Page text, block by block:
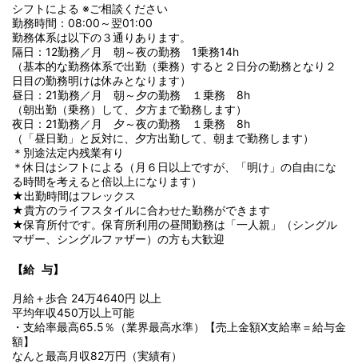
シフトによる ※ご相談ください
勤務時間：08:00～翌01:00
勤務体系は以下の３通りあります。
隔日：12勤務／月 朝～夜の勤務 1乗務14h
（基本的な勤務体系で出勤（乗務）すると２日分の勤務となり２
日目の勤務明けは休みとなります）
昼日：21勤務／月 朝～夕の勤務 １乗務 8h
（朝出勤（乗務）して、夕方まで勤務します）
夜日：21勤務／月 夕～夜の勤務 １乗務 8h
（「昼日勤」と反対に、夕方出勤して、朝まで勤務します）
＊別途法定内残業有り
＊休日はシフトによる（月６日以上ですが、「明け」の自由にな
る時間を考えると倍以上になります）
★出勤時間はフレックス
★貴方のライフスタイルに合わせた勤務ができます
★保育所付です。保育所利用の昼間勤務は「一人親」（シングル
マザー、シングルファザー）の方も大歓迎
【給 与】
月給＋歩合 24万4640円 以上
平均年収450万以上可能
・支給率最高65.5％（業界最高水準）【売上金額X支給率＝給与金
額】
なんと最高月収82万円（実績有）